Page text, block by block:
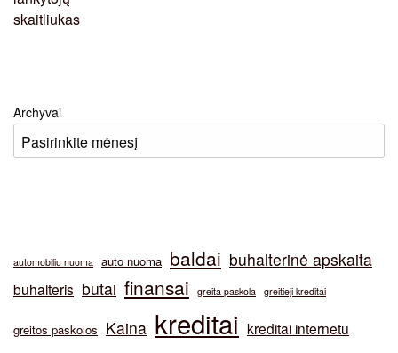
Archyvai
automobiliu nuoma auto nuoma baldai buhalterinė apskaita
buhalteris butai finansai greita paskola greitieji kreditai
greitos paskolos Kaina kreditai kreditai internetu